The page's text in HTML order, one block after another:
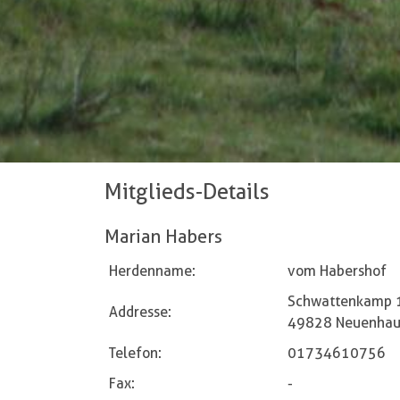
Mitglieds-Details
Marian Habers
Herdenname: vom Habershof
Addresse:
Schwattenkamp
49828
Telefon:
01734610756
Fax:
-